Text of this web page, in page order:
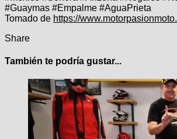
#Guaymas #Empalme #AguaPrieta
Tomado de https://
Share
También te podría gustar...